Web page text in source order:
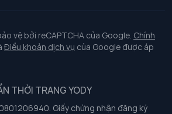
cá nhân
giao nhận
và an toàn sức khoẻ nghề nghiệp
vệ bởi reCAPTCHA của Google. Chính
Điều khoản dịch vụ của Google được áp
THỜI TRANG YODY
Giấy chứng nhận đăng ký